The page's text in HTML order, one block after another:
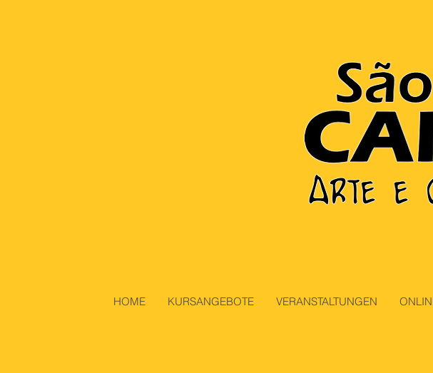
HOME KURSANGEBOTE VERANSTALTUNGEN